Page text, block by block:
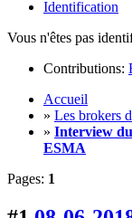
Identification
Vous n'êtes pas
Contributions:
Accueil
» Les brokers
» Interview
ESMA
Pages: 1